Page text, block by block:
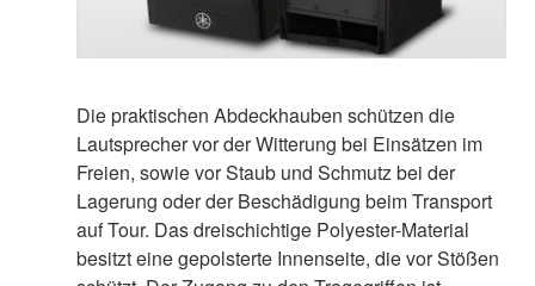
Die praktischen Abdeckhauben schützen die
Lautsprecher vor der Witterung bei Einsätzen im
Freien, sowie vor Staub und Schmutz bei der
Lagerung oder der Beschädigung beim Transport
auf Tour. Das dreischichtige Polyester-Material
besitzt eine gepolsterte Innenseite, die vor Stößen